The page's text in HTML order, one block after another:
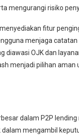
mengurangi risiko
fitur
menjaga catatan
diawasi OJK dan
menjadi pilihan aman
dalam P2P
mengambil